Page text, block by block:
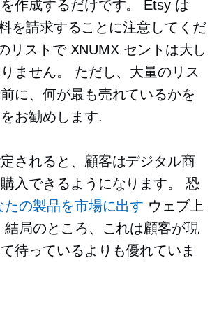
作成するだけです。 Etsy は
を請求することに注意してくだ
リストで XNUMX セントは大し
ません。 ただし、大量のリス
に、何が最も売れているかを
お勧めします.
されると、顧客はデジタル商
入できるようになります。 恐
たの製品を市場に出す ウェブ上
結局のところ、これは顧客が現
待っているよりも優れていま